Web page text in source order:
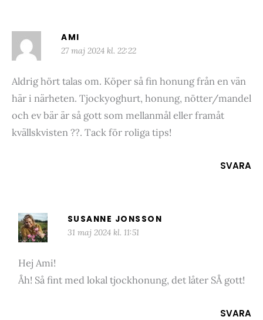
AMI
27 maj 2024 kl. 22:22
Aldrig hört talas om. Köper så fin honung från en vän
här i närheten. Tjockyoghurt, honung, nötter/mandel
och ev bär är så gott som mellanmål eller framåt
kvällskvisten ??. Tack för roliga tips!
SVARA
SUSANNE JONSSON
31 maj 2024 kl. 11:51
Hej Ami!
Åh! Så fint med lokal tjockhonung, det låter SÅ gott!
SVARA